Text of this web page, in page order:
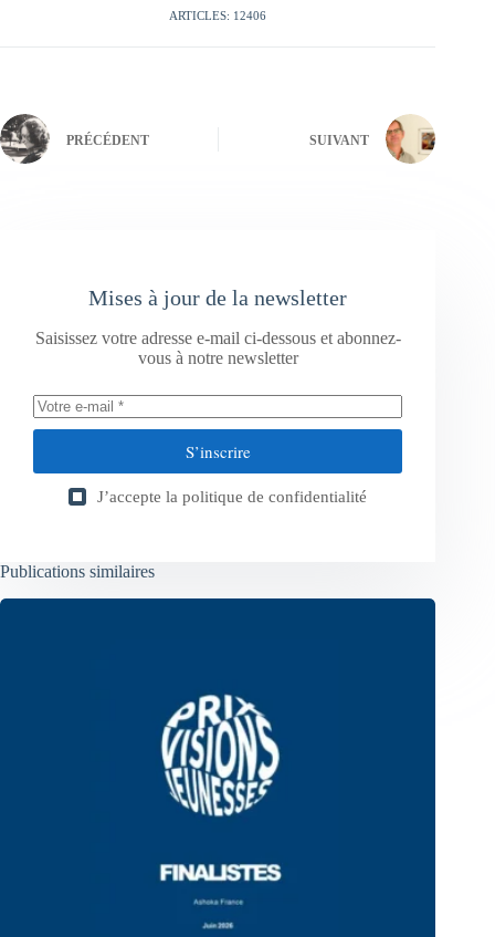
ARTICLES: 12406
PRÉCÉDENT SUIVANT
Mises à jour de la newsletter
Saisissez votre adresse e-mail ci-dessous et abonnez-
vous à notre newsletter
S’inscrire
J’accepte la politique de confidentialité
Publications similaires